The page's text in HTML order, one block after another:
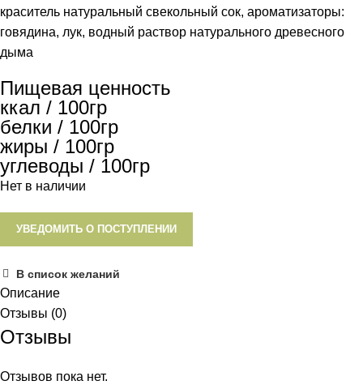
краситель натуральный свекольный сок, ароматизаторы:
говядина, лук, водный раствор натурального древесного
дыма
Пищевая ценность
ккал / 100гр
белки / 100гр
жиры / 100гр
углеводы / 100гр
Нет в наличии
УВЕДОМИТЬ О ПОСТУПЛЕНИИ
В список желаний
Описание
Отзывы (0)
Отзывы
Отзывов пока нет.